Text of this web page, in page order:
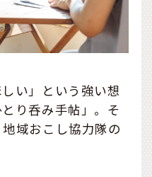
い」という強い想
り呑み手帖」。そ
域おこし協力隊の